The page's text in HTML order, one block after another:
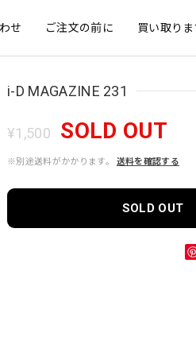
せ ご注文の前に 買い取りま
i-D MAGAZINE 231
¥1,500 SOLD OUT
※別途送料がかかります。 送料を確認する
SOLD OUT